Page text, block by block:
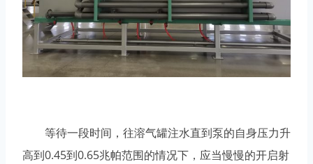
等待一段时间，往溶气罐注水直到泵的自身压力升
高到0.45到0.65兆帕范围的情况下，应当慢慢的开启射